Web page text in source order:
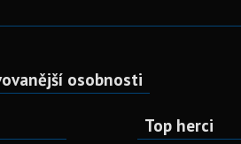
osobnosti
Top herci